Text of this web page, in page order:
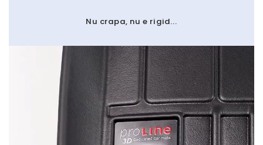
Nu crapa, nu e rigid...